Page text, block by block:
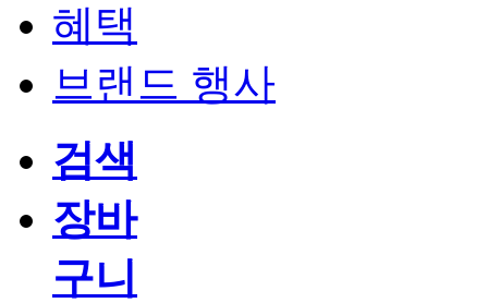
혜택
브랜드 행사
검색
장바
구니